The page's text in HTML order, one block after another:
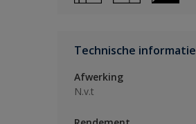
Technische informatie
Afwerking
N.v.t